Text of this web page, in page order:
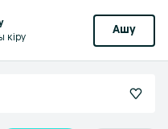
кіру
Ашу